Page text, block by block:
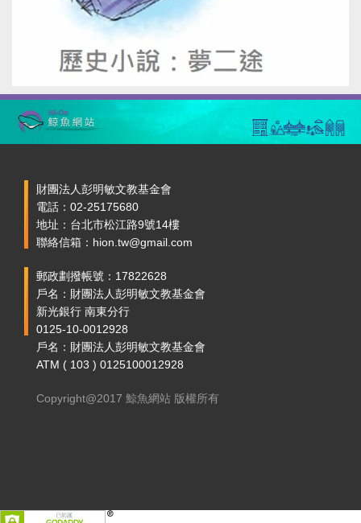
財團法人彭明敏文教基金會
電話：02-25175680
地址：台北市松江路9號14樓
聯絡信箱：hion.tw@gmail.com
郵政劃撥帳號：17822628
戶名：財團法人彭明敏文教基金會
新光銀行 南東分行
0125-10-0012928
戶名：財團法人彭明敏文教基金會
ATM ( 103 ) 0125100012928
Copyright@2017 鯨魚網站 版權所有